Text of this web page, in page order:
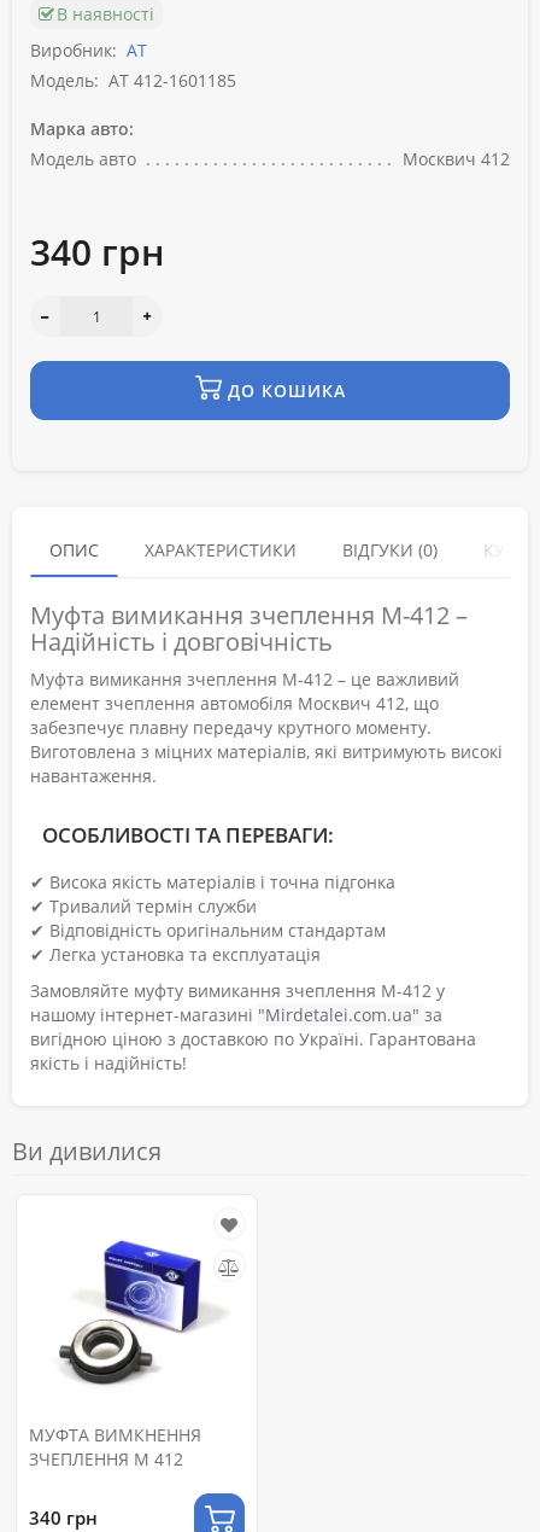
В наявності
Виробник: АТ
Модель: AT 412-1601185
Марка авто:
Модель авто
Москвич 412
340 грн
ДО КОШИКА
ОПИС ХАРАКТЕРИСТИКИ ВІДГУКИ (0)
Муфта вимикання зчеплення М-412 –
Надійність і довговічність
Муфта вимикання зчеплення М-412 – це важливий
елемент зчеплення автомобіля Москвич 412, що
забезпечує плавну передачу крутного моменту.
Виготовлена з міцних матеріалів, які витримують високі
навантаження.
ОСОБЛИВОСТІ ТА ПЕРЕВАГИ:
✔ Висока якість матеріалів і точна підгонка
✔ Тривалий термін служби
✔ Відповідність оригінальним стандартам
✔ Легка установка та експлуатація
Замовляйте муфту вимикання зчеплення М-412 у
нашому інтернет-магазині "Mirdetalei.com.ua" за
вигідною ціною з доставкою по Україні. Гарантована
якість і надійність!
Ви дивилися
МУФТА ВИМКНЕННЯ
ЗЧЕПЛЕННЯ М 412
340 грн